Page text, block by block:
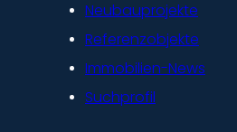
Neubauprojekte
Referenzobjekte
Immobilien-News
Suchprofil